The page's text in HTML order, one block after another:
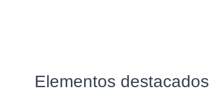
Elementos destacados